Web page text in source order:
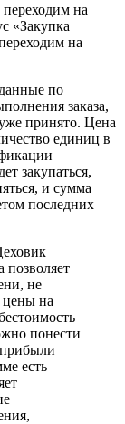
на
«Закупка
на
по
заказа,
принято. Цена
единиц в
закупаться,
и сумма
последних
позволяет
не
цены на
понести
есть